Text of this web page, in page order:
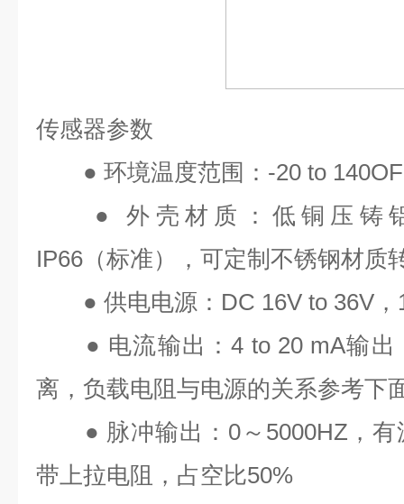
传感器参数
● 环境温度范围： -20 to
●外壳材质：低铜压铸
IP66 （标准），可定制不锈钢材质
● 供电电源： DC 16V to 36V ，
● 电流输出：4 to 20 mA输出
离，负载电阻与电源的关系参考下
● 脉冲输出： 0～ 5000HZ ，
带上拉电阻，占空比50%